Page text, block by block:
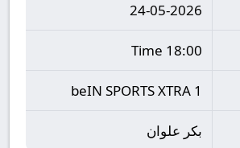
24-05-2026
18:00 Time
beIN SPORTS XTRA 1
بكر علوان